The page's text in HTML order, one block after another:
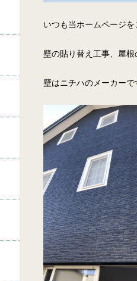
いつも当ホームページ
壁の貼り替え工事、屋
壁はニチハのメーカー